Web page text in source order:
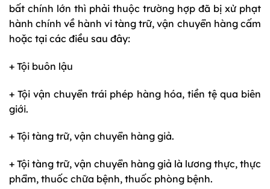
bất chính lớn thì phải thuộc trường hợp đã bị xử phạt
hành chính về hành vi tàng trữ, vận chuyển hàng cấm
hoặc tại các điều sau đây:
+ Tội buôn lậu
+ Tội vận chuyển trái phép hàng hóa, tiền tệ qua biên
giới.
+ Tội tàng trữ, vận chuyển hàng giả.
+ Tội tàng trữ, vận chuyển hàng giả là lương thực, thực
phẩm, thuốc chữa bệnh, thuốc phòng bệnh.